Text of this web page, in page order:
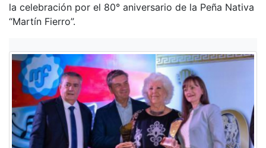
la celebración por el 80° aniversario de la Peña Nativa
“Martín Fierro”.